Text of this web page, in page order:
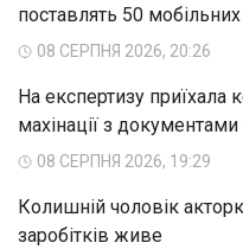
поставлять 50
08 СЕРПНЯ 2026, 20:26
На експертизу приїхала
махінації з
08 СЕРПНЯ 2026, 19:29
Колишній чоловік
заробітків живе